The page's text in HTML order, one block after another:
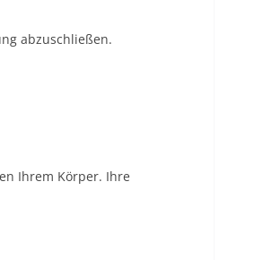
abzuschließen.
Ihrem Körper. Ihre